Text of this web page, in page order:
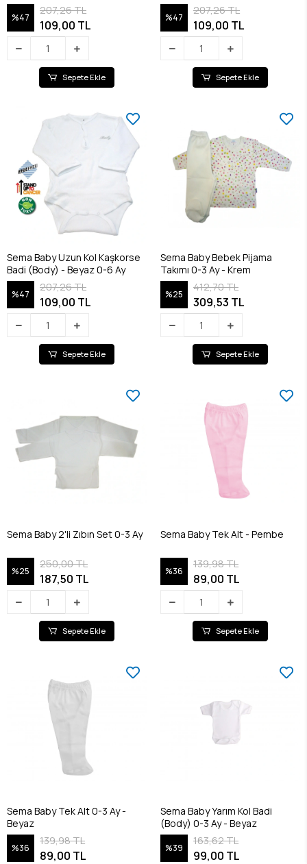
%47
207,26 TL
109,00 TL
Sepete Ekle
%47
207,26 TL
109,00 TL
Sepete Ekle
Sema Baby Uzun Kol Kaşkorse
Badi (Body) - Beyaz 0-6 Ay
%47
207,26 TL
109,00 TL
Sepete Ekle
Sema Baby Bebek Pijama
Takımı 0-3 Ay - Krem
%25
412,70 TL
309,53 TL
Sepete Ekle
Sema Baby 2'li Zıbın Set 0-3 Ay
%25
250,00 TL
187,50 TL
Sepete Ekle
Sema Baby Tek Alt - Pembe
%36
139,98 TL
89,00 TL
Sepete Ekle
Sema Baby Tek Alt 0-3 Ay -
Beyaz
%36
139,98 TL
89,00 TL
Sema Baby Yarım Kol Badi
(Body) 0-3 Ay - Beyaz
%39
163,62 TL
99,00 TL